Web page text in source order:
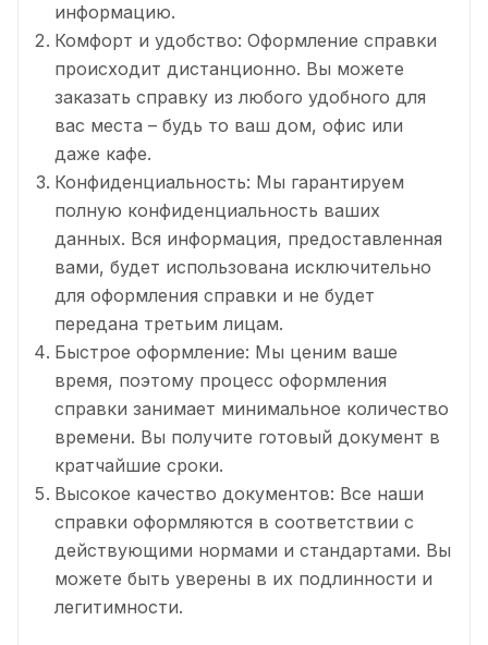
информацию.
Комфорт и удобство: Оформление справки
происходит дистанционно. Вы можете
заказать справку из любого удобного для
вас места – будь то ваш дом, офис или
даже кафе.
Конфиденциальность: Мы гарантируем
полную конфиденциальность ваших
данных. Вся информация, предоставленная
вами, будет использована исключительно
для оформления справки и не будет
передана третьим лицам.
Быстрое оформление: Мы ценим ваше
время, поэтому процесс оформления
справки занимает минимальное количество
времени. Вы получите готовый документ в
кратчайшие сроки.
Высокое качество документов: Все наши
справки оформляются в соответствии с
действующими нормами и стандартами. Вы
можете быть уверены в их подлинности и
легитимности.